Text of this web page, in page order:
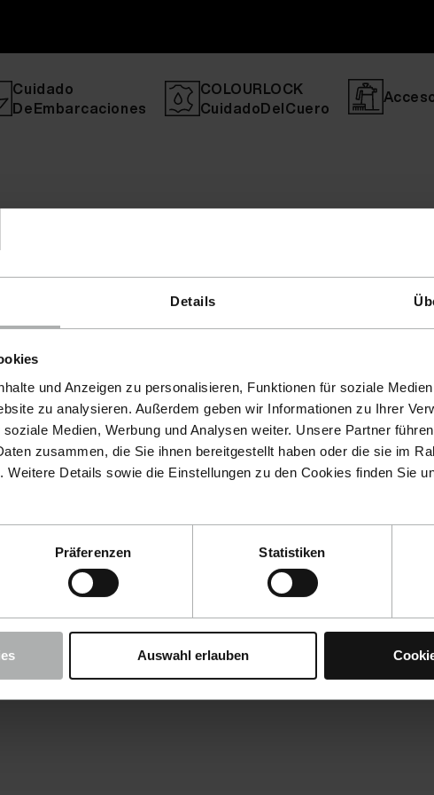
Details
und Anzeigen zu personalisieren, Funktionen für soziale
zu analysieren. Außerdem geben wir Informationen zu Ihrer
Medien, Werbung und Analysen weiter. Unsere Partner
zusammen, die Sie ihnen bereitgestellt haben oder die sie im
Weitere Details sowie die Einstellungen zu den Cookies finden Sie
Präferenzen Statistiken
Auswahl erlauben
Cuidado
DeEmbarcaciones
COLOURLOCK
CuidadoDelCuero